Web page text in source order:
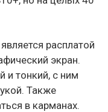
расплатой
экран.
и тонкий, с ним
Также
в карманах.